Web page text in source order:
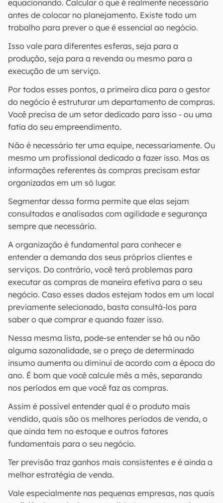
equacionando. Calcular o que é realmente necessário
antes de colocar no planejamento. Existe todo um
trabalho para prever o que é essencial ao negócio.
Isso vale para diferentes esferas, seja para a
produção, seja para a revenda ou mesmo para a
execução de um serviço.
Por todos esses pontos, a primeira dica para o gestor
do negócio é estruturar um departamento de compras.
Você precisa de um setor dedicado para isso - ou uma
fatia do seu empreendimento.
Não é necessário ter uma equipe, necessariamente. Ou
mesmo um profissional dedicado a fazer isso. Mas as
informações referentes às compras precisam estar
organizadas em um só lugar.
Segmentar dessa forma permite que elas sejam
consultadas e analisadas com agilidade e segurança
sempre que necessário.
A organização é fundamental para conhecer e
entender a demanda dos seus próprios clientes e
serviços. Do contrário, você terá problemas para
executar as compras de maneira efetiva para o seu
negócio. Caso esses dados estejam todos em um local
previamente selecionado, basta consultá-los para
saber o que comprar e quando fazer isso.
Nessa mesma lista, pode-se entender se há ou não
alguma sazonalidade, se o preço de determinado
insumo aumenta ou diminui de acordo com a época do
ano. É bom que você calcule mês a mês, separando
nos períodos em que você faz as compras.
Assim é possível entender qual é o produto mais
vendido, quais são os melhores períodos de venda, o
que ainda tem no estoque e outros fatores
fundamentais para o seu negócio.
Ter previsão traz ganhos mais consistentes e é ainda a
melhor estratégia de venda.
Vale especialmente nas pequenas empresas, nas quais